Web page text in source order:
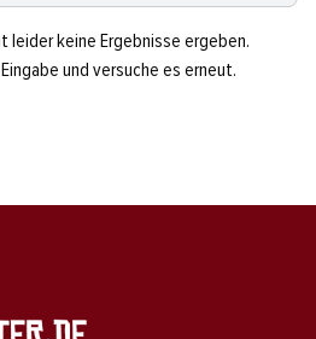
leider keine Ergebnisse ergeben.
und versuche es erneut.